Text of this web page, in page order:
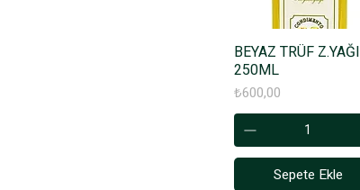
BEYAZ TRÜF Z.YAĞI
250ML
Fiyat
₺600,00
Sepete Ekle